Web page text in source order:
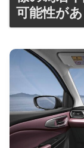
可能性があ